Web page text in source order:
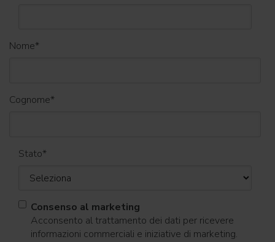
Nome*
Cognome*
Stato*
Consenso al marketing
Acconsento al trattamento dei dati per ricevere
informazioni commerciali e iniziative di marketing.